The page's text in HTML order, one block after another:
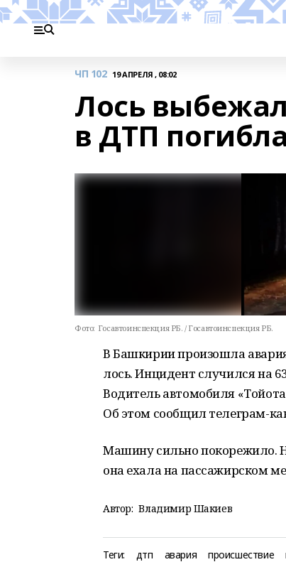
ЧП 102 19 АПРЕЛЯ , 08:02
Лось
в ДТП
Фото: Госавтоинспекция РБ. / Госавтоинспекция РБ.
В Башкирии произошла
лось. Инцидент случился на
Водитель автомобиля
Об этом сообщил телеграм-
Машину сильно покорежило.
она ехала на пассажирском
Автор: Владимир Шакиев
Теги: дтп авария происшествие